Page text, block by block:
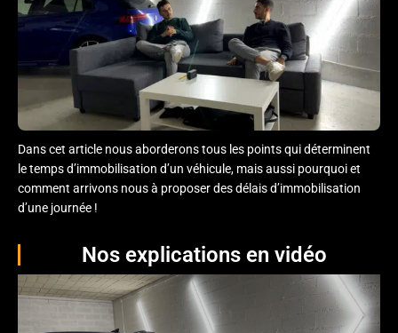
Dans cet article nous aborderons tous les points qui déterminent
le temps d’immobilisation d’un véhicule, mais aussi pourquoi et
comment arrivons nous à proposer des délais d’immobilisation
d’une journée !
Nos explications en vidéo